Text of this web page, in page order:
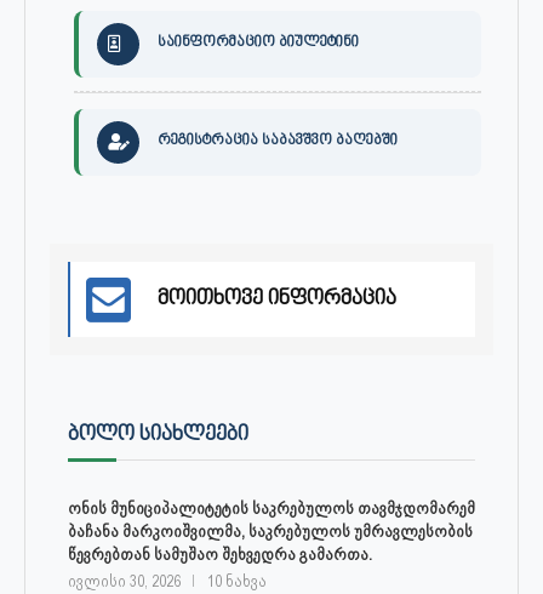
საინფორმაციო ბიულეტინი
რეგისტრაცია საბავშვო ბაღებში
მოითხოვე ინფორმაცია
ᲑᲝᲚᲝ ᲡᲘᲐᲮᲚᲔᲔᲑᲘ
ონის მუნიციპალიტეტის საკრებულოს თავმჯდომარემ
ბაჩანა მარკოიშვილმა, საკრებულოს უმრავლესობის
წევრებთან სამუშაო შეხვედრა გამართა.
ივლისი 30, 2026 10 ნახვა